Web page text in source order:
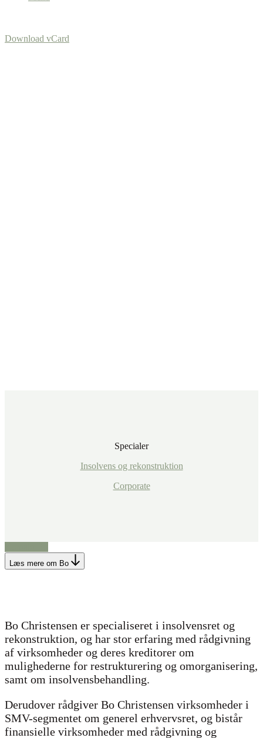
Download vCard
Specialer
Insolvens og rekonstruktion
Corporate
Læs mere om Bo
Bo Christensen er specialiseret i insolvensret og
rekonstruktion, og har stor erfaring med rådgivning
af virksomheder og deres kreditorer om
mulighederne for restrukturering og omorganisering,
samt om insolvensbehandling.
Derudover rådgiver Bo Christensen virksomheder i
SMV-segmentet om generel erhvervsret, og bistår
finansielle virksomheder med rådgivning og